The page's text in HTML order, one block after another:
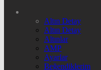
Altın Detay
Altın Detay
Altınlar
AMP
Ayarlar
Beğendiklerim